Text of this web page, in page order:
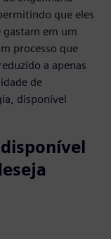
que eles
gastam em um
processo que
a apenas
de
disponível